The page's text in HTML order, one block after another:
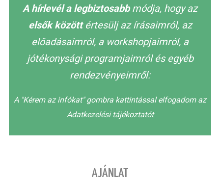
A hírlevél a legbiztosabbmódja, hogy az
elsők közöttértesülj az írásaimról, az
előadásaimról, a workshopjaimról, a
jótékonysági programjaimról és egyéb
rendezvényeimről:
A "Kérem az infókat" gombra kattintással elfogadom az
Adatkezelési tájékoztatót
AJÁNLAT